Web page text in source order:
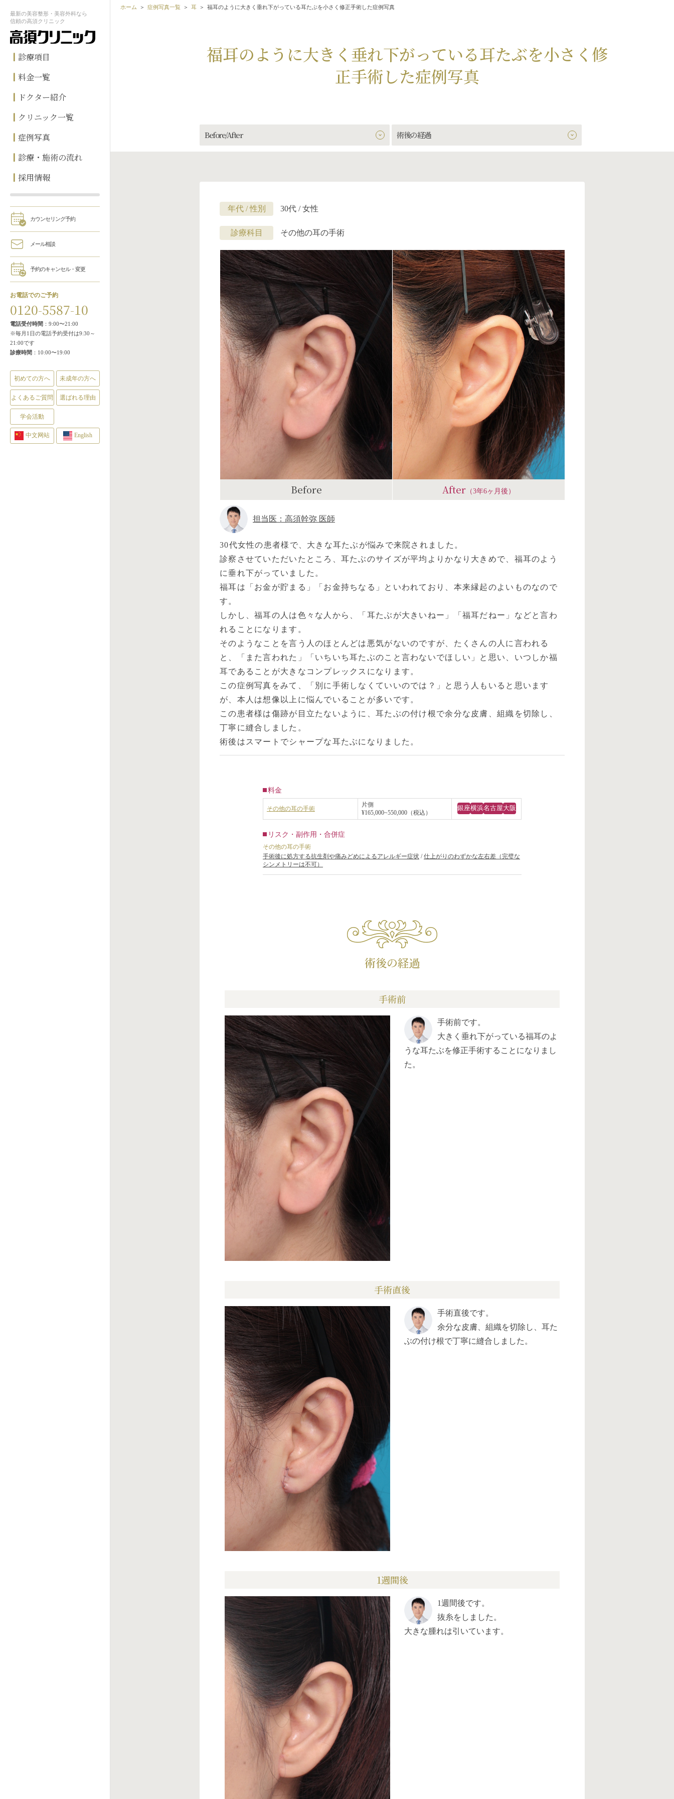
最新の美容整形・美容外科なら
信頼の高須クリニック
診療項目
料金一覧
ドクター紹介
クリニック一覧
症例写真
診療・施術の流れ
採用情報
カウンセリング予約
メール相談
予約のキャンセル・変更
お電話でのご予約
0120-5587-10
電話受付時間 ：9:00〜21:00
※毎月1日の電話予約受付は9:30～
21:00です
診療時間 ：10:00〜19:00
初めての方へ 未成年の方へ
よくあるご質問 選ばれる理由
学会活動
中文网站 English
ホーム 症例写真一覧 耳 福耳のように大きく垂れ下がっている耳たぶを小さく修正手術した症例写真
福耳のように大きく垂れ下がっている耳たぶを小さく修
正手術した症例写真
Before/After 術後の経過
年代 / 性別 30代 / 女性
診療科目 その他の耳の手術
Before After （3年6ヶ月後）
担当医：高須幹弥 医師
30代女性の患者様で、大きな耳たぶが悩みで来院されました。
診察させていただいたところ、耳たぶのサイズが平均よりかなり大きめで、福耳のよう
に垂れ下がっていました。
福耳は「お金が貯まる」「お金持ちなる」といわれており、本来縁起のよいものなので
す。
しかし、福耳の人は色々な人から、「耳たぶが大きいねー」「福耳だねー」などと言わ
れることになります。
そのようなことを言う人のほとんどは悪気がないのですが、たくさんの人に言われる
と、「また言われた」「いちいち耳たぶのこと言わないでほしい」と思い、いつしか福
耳であることが大きなコンプレックスになります。
この症例写真をみて、「別に手術しなくていいのでは？」と思う人もいると思います
が、本人は想像以上に悩んでいることが多いです。
この患者様は傷跡が目立たないように、耳たぶの付け根で余分な皮膚、組織を切除し、
丁寧に縫合しました。
術後はスマートでシャープな耳たぶになりました。
料金
その他の耳の手術
片側
¥165,000~550,000（税込）
銀座横浜名古屋大阪
リスク・副作用・合併症
その他の耳の手術
手術後に処方する抗生剤や痛みどめによるアレルギー症状 /仕上がりのわずかな左右差（完璧な
シンメトリーは不可）
術後の経過
手術前
手術前です。
大きく垂れ下がっている福耳のよ
うな耳たぶを修正手術することになりまし
た。
手術直後
手術直後です。
余分な皮膚、組織を切除し、耳た
ぶの付け根で丁寧に縫合しました。
1週間後
1週間後です。
抜糸をしました。
大きな腫れは引いています。